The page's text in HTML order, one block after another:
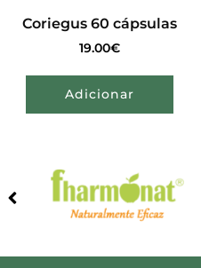
Coriegus 60 cápsulas
19.00€
Adicionar